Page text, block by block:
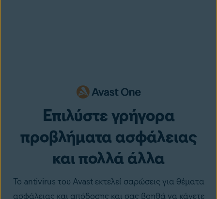
Επιλύστε γρήγορα
προβλήματα ασφάλειας
και πολλά άλλα
Το antivirus του Avast εκτελεί σαρώσεις για θέματα
ασφάλειας και απόδοσης και σας βοηθά να κάνετε